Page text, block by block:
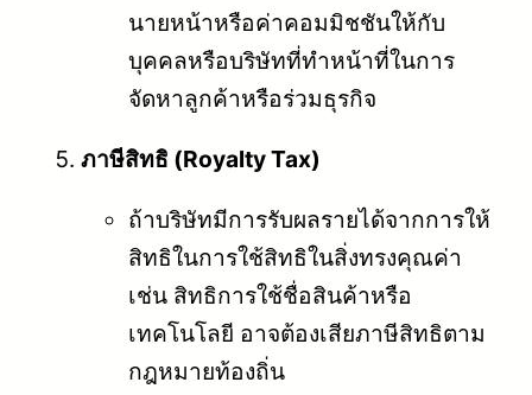
นายหน้าหรือค่าคอมมิชชันให้กับ
บุคคลหรือบริษัทที่ทำหน้าที่ในการ
จัดหาลูกค้าหรือร่วมธุรกิจ
ภาษีสิทธิ (Royalty Tax)
ถ้าบริษัทมีการรับผลรายได้จากการให้
สิทธิในการใช้สิทธิในสิ่งทรงคุณค่า
เช่น สิทธิการใช้ชื่อสินค้าหรือ
เทคโนโลยี อาจต้องเสียภาษีสิทธิตาม
กฎหมายท้องถิ่น